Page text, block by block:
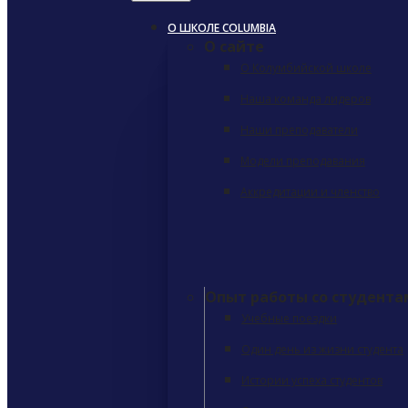
О ШКОЛЕ COLUMBIA
О сайте
О Колумбийской школе
Наша команда лидеров
Наши преподаватели
Модели преподавания
Аккредитации и членство
Опыт работы со
Учебные поездки
Один день из жизни студента
Истории успеха студентов